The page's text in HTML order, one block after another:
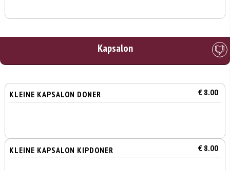
Kapsalon
KLEINE KAPSALON DONER € 8.00
KLEINE KAPSALON KIPDONER € 8.00